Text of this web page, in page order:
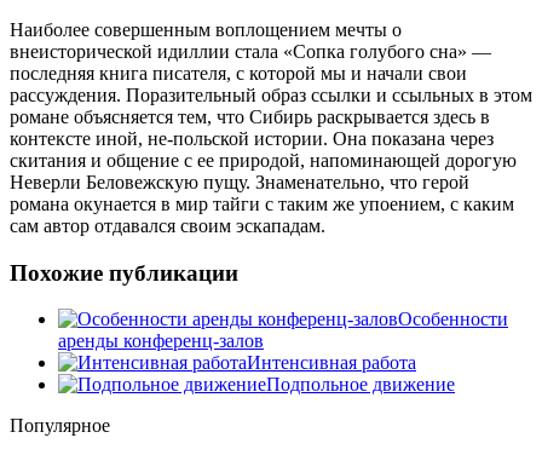
Наиболее совершенным воплощением мечты о
внеисторической идиллии стала «Сопка голубого сна» —
последняя книга писателя, с которой мы и начали свои
рассуждения. Поразительный образ ссылки и ссыльных в этом
романе объясняется тем, что Сибирь раскрывается здесь в
контексте иной, не-польской истории. Она показана через
скитания и общение с ее природой, напоминающей дорогую
Неверли Беловежскую пущу. Знаменательно, что герой
романа окунается в мир тайги с таким же упоением, с каким
сам автор отдавался своим эскападам.
Похожие публикации
Особенности
аренды конференц-залов
Интенсивная работа
Подпольное движение
Популярное